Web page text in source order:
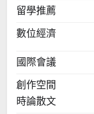
留學推薦
數位經濟
國際會議
創作空間
時論散文